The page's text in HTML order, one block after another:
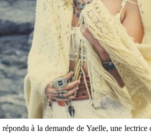
à la demande de Yaelle, une